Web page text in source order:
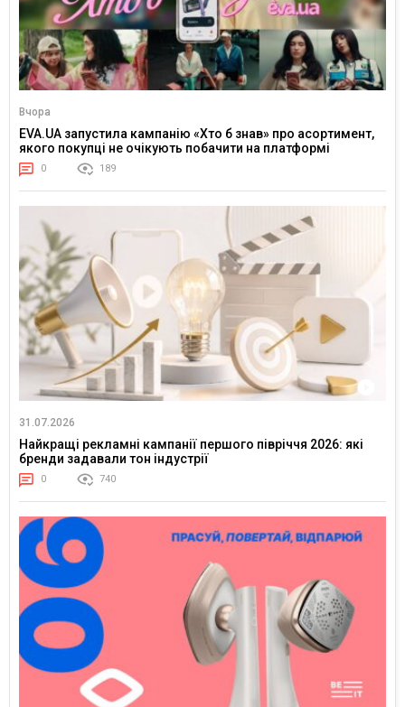
Вчора
EVA.UA запустила кампанію «Хто б знав» про асортимент,
якого покупці не очікують побачити на платформі
0 189
31.07.2026
Найкращі рекламні кампанії першого півріччя 2026: які
бренди задавали тон індустрії
0 740